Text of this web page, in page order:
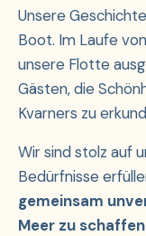
Unsere
Boot. Im Laufe
unsere Flotte
Gästen, die
Kvarners zu
Wir sind stolz auf
Bedürfnisse
gemeinsam
Meer zu